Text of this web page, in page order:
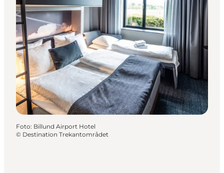
Foto: Billund Airport Hotel
© Destination Trekantområdet